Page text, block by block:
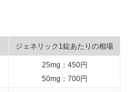
ジェネリック1錠あたりの相場
25mg：450円
50mg：700円